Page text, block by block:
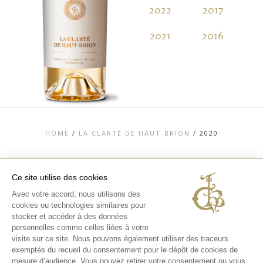
Ce site utilise des cookies
Avec votre accord, nous utilisons des
cookies ou technologies similaires pour
stocker et accéder à des données
personnelles comme celles liées à votre
visite sur ce site. Nous pouvons également utiliser des traceurs
exemptés du recueil du consentement pour le dépôt de cookies de
mesure d’audience. Vous pouvez retirer votre consentement ou vous
2022
2021
2017
2016
HOME / LA CLARTÉ DE HAUT-BRION / 2020
CONTACT
MENTIONS LÉGALES
CHARTE DONNÉES PERSONNELLES &
COOKIES
MÉDIATHÈQUE
EXPÉRIENCES